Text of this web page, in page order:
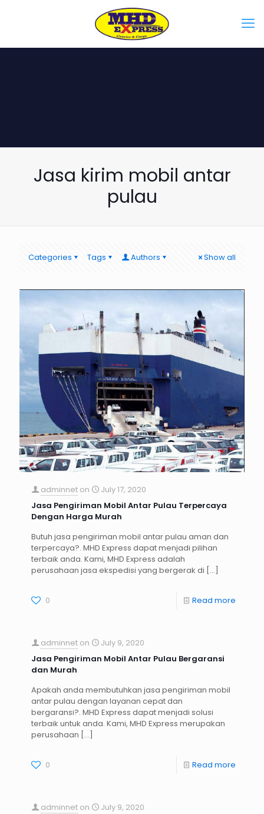
Jasa kirim mobil antar
pulau
Categories Tags Authors Show all
adminnet on
July 17, 2020
Jasa Pengiriman Mobil Antar Pulau Terpercaya
Dengan Harga Murah
Butuh jasa pengiriman mobil antar pulau aman dan
terpercaya?. MHD Express dapat menjadi pilihan
terbaik anda. Kami, MHD Express adalah
perusahaan jasa ekspedisi yang bergerak di […]
0 Read more
adminnet on
July 9, 2020
Jasa Pengiriman Mobil Antar Pulau Bergaransi
dan Murah
Apakah anda membutuhkan jasa pengiriman mobil
antar pulau dengan layanan cepat dan
bergaransi?. MHD Express dapat menjadi solusi
terbaik untuk anda. Kami, MHD Express merupakan
perusahaan […]
0 Read more
adminnet on
July 9, 2020